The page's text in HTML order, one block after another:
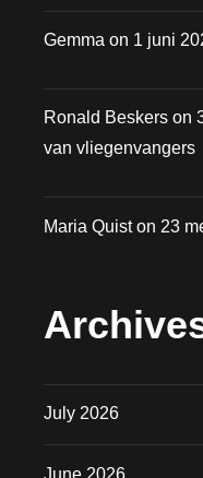
Gemma on 1 juni
Ronald Beskers on
van vliegenvangers
Maria Quiston 23
July 2026
June 2026